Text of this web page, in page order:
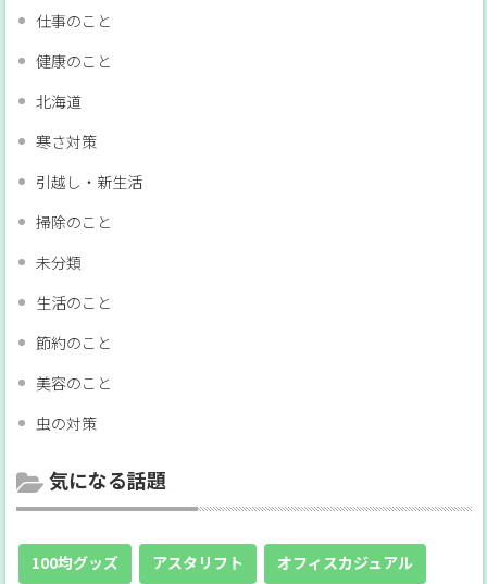
仕事のこと
健康のこと
北海道
寒さ対策
引越し・新生活
掃除のこと
未分類
生活のこと
節約のこと
美容のこと
虫の対策
気になる話題
100均グッズ アスタリフト オフィスカジュアル